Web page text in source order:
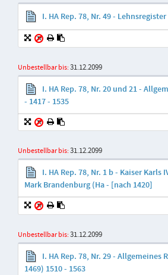
I. HA Rep. 78, Nr. 49 -
Unbestellbar bis:31.12.2099
I. HA Rep. 78, Nr. 20 und 21 -
- 1417 - 1535
Unbestellbar bis:31.12.2099
I. HA Rep. 78, Nr. 1 b - Kaiser Karls
Mark Brandenburg (Ha - [nach 1420]
Unbestellbar bis:31.12.2099
I. HA Rep. 78, Nr. 29 - Allgemeines
1469) 1510 - 1563